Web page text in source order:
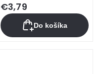
€3,79
Do košíka